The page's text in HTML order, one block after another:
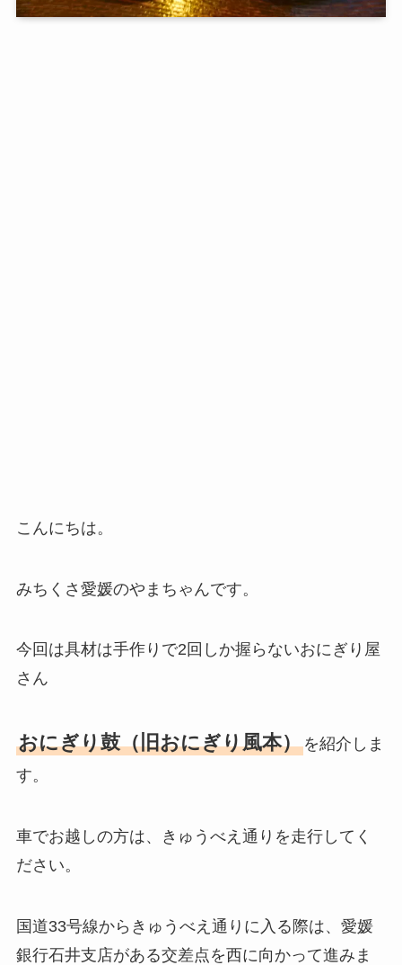
こんにちは。
みちくさ愛媛のやまちゃんです。
今回は具材は手作りで2回しか握らないおにぎり屋
さん
おにぎり鼓（旧おにぎり風本）を紹介しま
す。
車でお越しの方は、きゅうべえ通りを走行してく
ださい。
国道33号線からきゅうべえ通りに入る際は、愛媛
銀行石井支店がある交差点を西に向かって進みま